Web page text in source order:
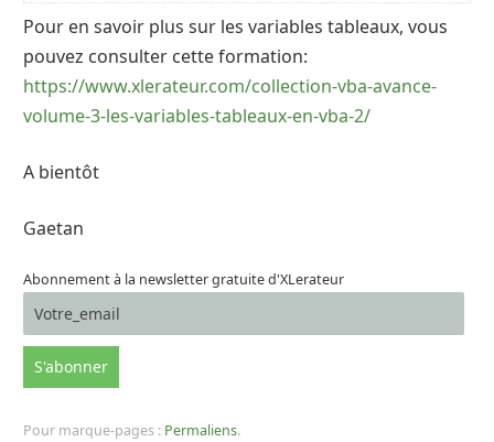
Pour en savoir plus sur les variables tableaux, vous
pouvez consulter cette formation:
https://www.xlerateur.com/collection-vba-avance-
volume-3-les-variables-tableaux-en-vba-2/
A bientôt
Gaetan
Abonnement à la newsletter gratuite d'XLerateur
Pour marque-pages : Permaliens.